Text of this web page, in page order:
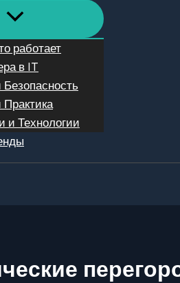
работает
в IT
Безопасность
Практика
и Технологии